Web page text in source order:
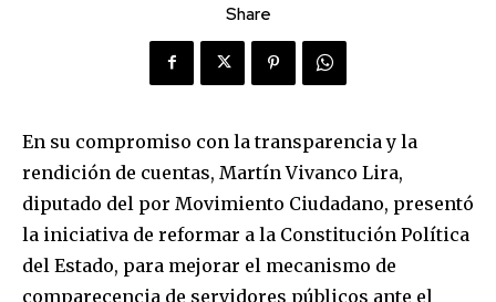
Share
En su compromiso con la transparencia y la
rendición de cuentas, Martín Vivanco Lira,
diputado del por Movimiento Ciudadano, presentó
la iniciativa de reformar a la Constitución Política
del Estado, para mejorar el mecanismo de
comparecencia de servidores públicos ante el